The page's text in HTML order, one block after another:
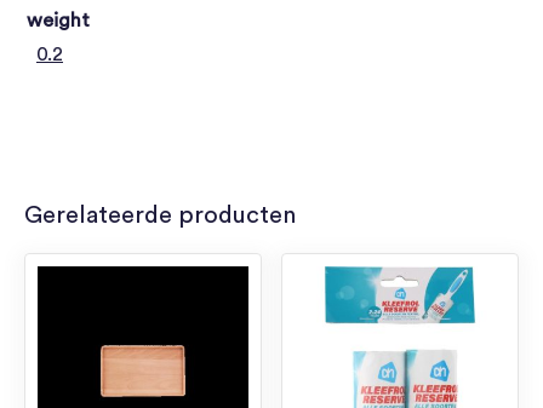
weight
0.2
Gerelateerde producten